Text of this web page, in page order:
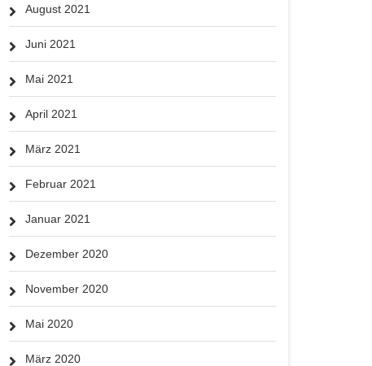
August 2021
Juni 2021
Mai 2021
April 2021
März 2021
Februar 2021
Januar 2021
Dezember 2020
November 2020
Mai 2020
März 2020